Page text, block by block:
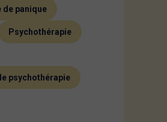
de panique
Psychothérapie
psychothérapie